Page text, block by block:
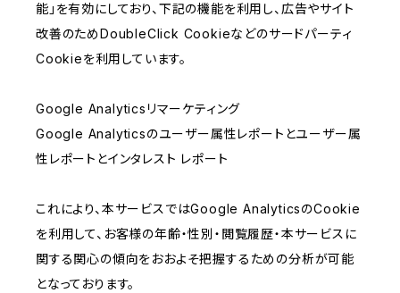
能」を有効にしており、下記の機能を利用し、広告やサイト
改善のためDoubleClick Cookieなどのサードパーティ
Cookieを利用しています。
Google Analyticsリマーケティング
Google Analyticsのユーザー属性レポートとユーザー属
性レポートとインタレスト レポート
これにより、本サービスではGoogle AnalyticsのCookie
を利用して、お客様の年齢・性別・閲覧履歴・本サービスに
関する関心の傾向をおおよそ把握するための分析が可能
となっております。